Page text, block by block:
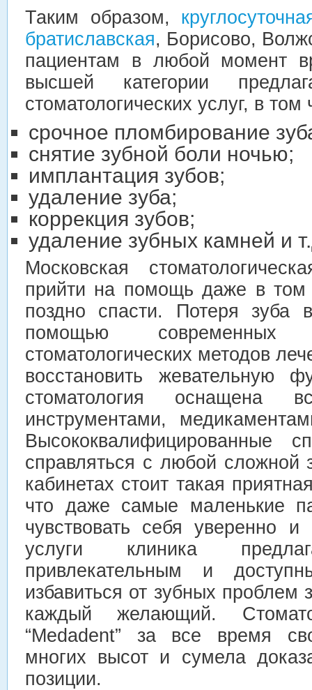
Таким образом,
братиславская, Борисово,
пациентам в любой момент
высшей категории
стоматологических услуг, в том
срочное пломбирование
снятие зубной боли ночью;
имплантация зубов;
удаление зуба;
коррекция зубов;
удаление зубных камней и
Московская
прийти на помощь даже в том
поздно спасти. Потеря зуба
помощью современных
стоматологических методов
восстановить жевательную
стоматология оснащена
инструментами,
Высококвалифицированные
справляться с любой сложной
кабинетах стоит такая
что даже самые маленькие
чувствовать себя уверенно
услуги клиника
привлекательным и
избавиться от зубных проблем
каждый желающий.
“Medadent” за все время
многих высот и сумела
позиции.